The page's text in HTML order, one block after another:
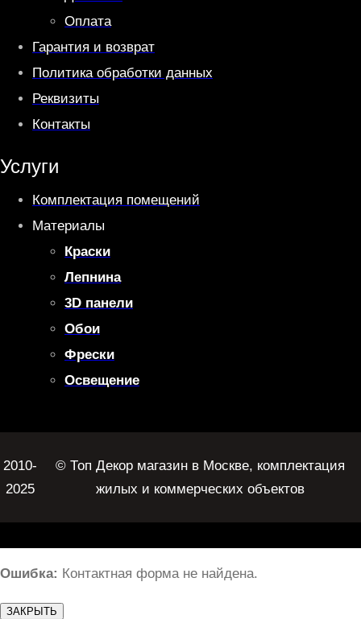
Оплата
Гарантия и возврат
Политика обработки данных
Реквизиты
Контакты
Услуги
Комплектация помещений
Материалы
Краски
Лепнина
3D панели
Обои
Фрески
Освещение
2010-
2025
© Топ Декор магазин в Москве, комплектация
жилых и коммерческих объектов
Ошибка: Контактная форма не найдена.
ЗАКРЫТЬ